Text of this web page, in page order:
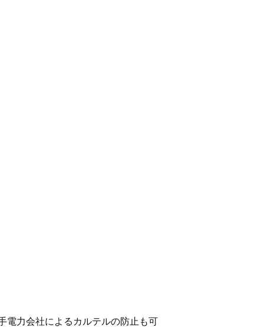
電力会社によるカルテルの防止も可